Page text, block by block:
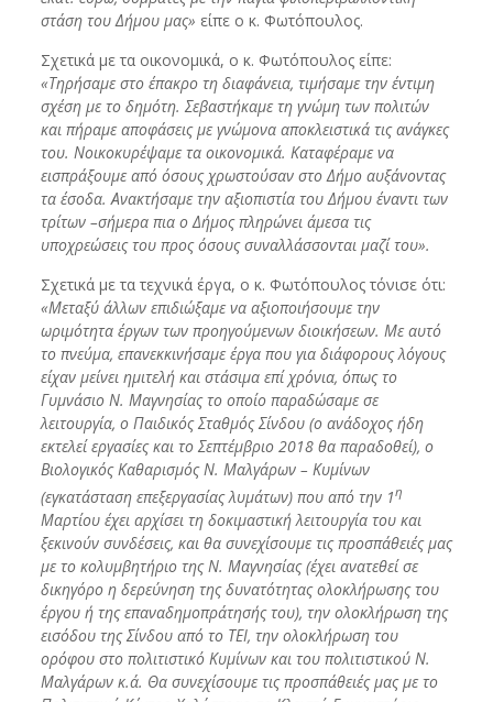
στάση του Δήμου μας» είπε ο κ. Φωτόπουλος.
Σχετικά με τα οικονομικά, ο κ. Φωτόπουλος είπε:
«Τηρήσαμε στο έπακρο τη διαφάνεια, τιμήσαμε την έντιμη
σχέση με το δημότη. Σεβαστήκαμε τη γνώμη των πολιτών
και πήραμε αποφάσεις με γνώμονα αποκλειστικά τις ανάγκες
του. Νοικοκυρέψαμε τα οικονομικά. Καταφέραμε να
εισπράξουμε από όσους χρωστούσαν στο Δήμο αυξάνοντας
τα έσοδα. Ανακτήσαμε την αξιοπιστία του Δήμου έναντι των
τρίτων –σήμερα πια ο Δήμος πληρώνει άμεσα τις
υποχρεώσεις του προς όσους συναλλάσσονται μαζί του».
Σχετικά με τα τεχνικά έργα, ο κ. Φωτόπουλος τόνισε ότι:
«Μεταξύ άλλων επιδιώξαμε να αξιοποιήσουμε την
ωριμότητα έργων των προηγούμενων διοικήσεων. Με αυτό
το πνεύμα, επανεκκινήσαμε έργα που για διάφορους λόγους
είχαν μείνει ημιτελή και στάσιμα επί χρόνια, όπως το
Γυμνάσιο Ν. Μαγνησίας το οποίο παραδώσαμε σε
λειτουργία, ο Παιδικός Σταθμός Σίνδου (ο ανάδοχος ήδη
εκτελεί εργασίες και το Σεπτέμβριο 2018 θα παραδοθεί), ο
Βιολογικός Καθαρισμός Ν. Μαλγάρων – Κυμίνων
(εγκατάσταση επεξεργασίας λυμάτων) που από την 1η
Μαρτίου έχει αρχίσει τη δοκιμαστική λειτουργία του και
ξεκινούν συνδέσεις, και θα συνεχίσουμε τις προσπάθειές μας
με το κολυμβητήριο της Ν. Μαγνησίας (έχει ανατεθεί σε
δικηγόρο η δερεύνηση της δυνατότητας ολοκλήρωσης του
έργου ή της επαναδημοπράτησής του), την ολοκλήρωση της
εισόδου της Σίνδου από το ΤΕΙ, την ολοκλήρωση του
ορόφου στο πολιτιστικό Κυμίνων και του πολιτιστικού Ν.
Μαλγάρων κ.ά. Θα συνεχίσουμε τις προσπάθειές μας με το